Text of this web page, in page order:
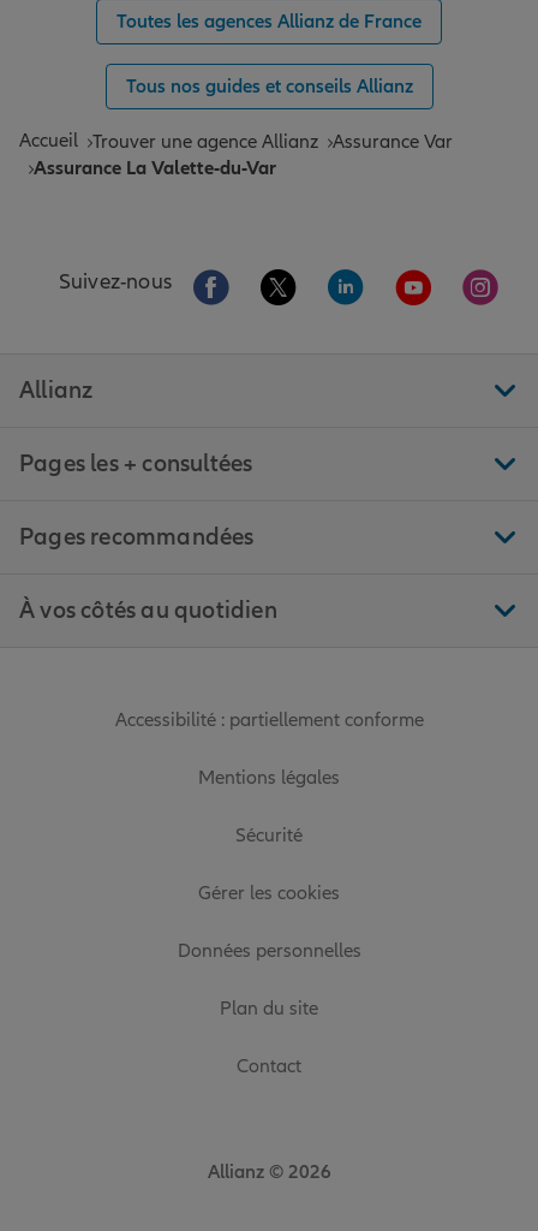
Toutes les agences Allianz de France
Tous nos guides et conseils Allianz
Accueil Trouver une agence Allianz Assurance Var
Assurance La Valette-du-Var
Suivez-nous Aller sur la page Facebook de Allianz
Aller sur la page Twitter de
Aller sur la page
Aller sur la
Aller
Allianz
Pages les + consultées
Pages recommandées
À vos côtés au quotidien
Accessibilité : partiellement conforme
Mentions légales
Sécurité
Gérer les cookies
Données personnelles
Plan du site
Contact
Allianz © 2026